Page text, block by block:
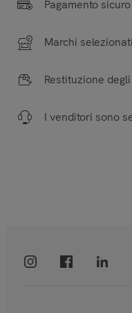
Pagamento
Marchi
Restituzione
I venditori sono